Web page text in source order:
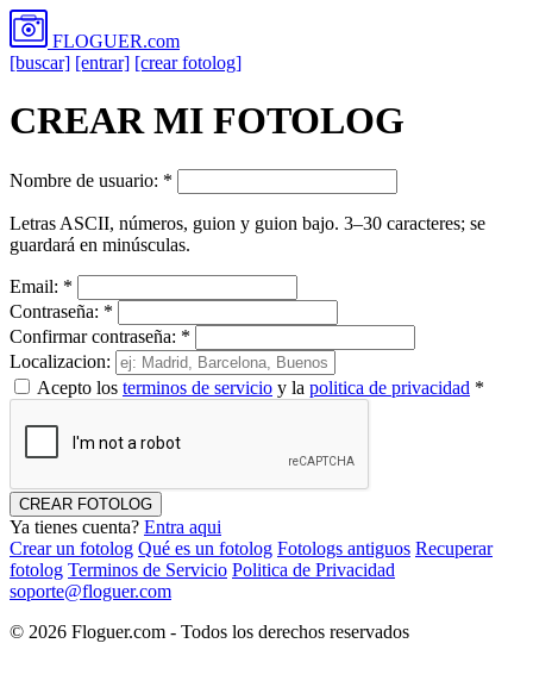
FLOGUER.com
[buscar] [entrar] [crear fotolog]
CREAR MI FOTOLOG
Nombre de usuario: *
Letras ASCII, números, guion y guion bajo. 3–30 caracteres; se
guardará en minúsculas.
Email: *
Contraseña: *
Confirmar contraseña: *
Localizacion:
Acepto los terminos de servicio y la politica de privacidad *
CREAR FOTOLOG
Ya tienes cuenta? Entra aqui
Crear un fotolog Qué es un fotolog Fotologs antiguos Recuperar
fotolog Terminos de Servicio Politica de Privacidad
soporte@floguer.com
© 2026 Floguer.com - Todos los derechos reservados